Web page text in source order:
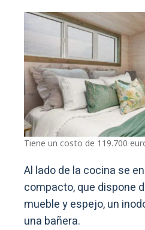
Tiene un costo de 119.700
Al lado de la cocina se
compacto, que dispone
mueble y espejo, un
una bañera.